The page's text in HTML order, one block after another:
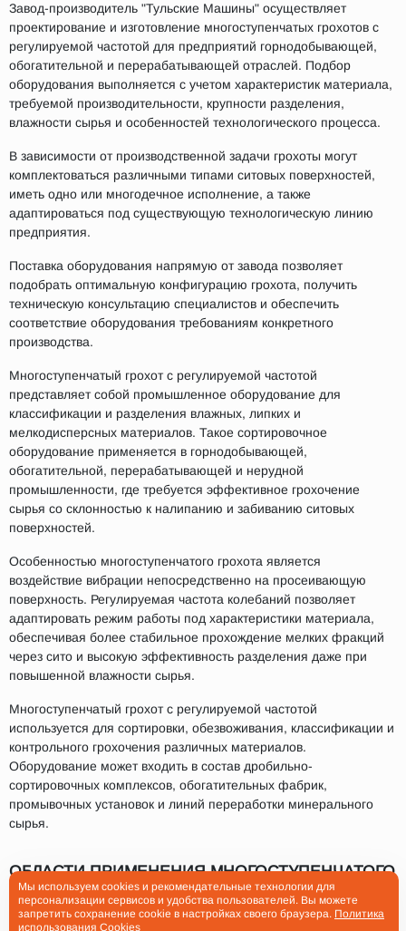
Завод-производитель "Тульские Машины" осуществляет
проектирование и изготовление многоступенчатых грохотов с
регулируемой частотой для предприятий горнодобывающей,
обогатительной и перерабатывающей отраслей. Подбор
оборудования выполняется с учетом характеристик материала,
требуемой производительности, крупности разделения,
влажности сырья и особенностей технологического процесса.
В зависимости от производственной задачи грохоты могут
комплектоваться различными типами ситовых поверхностей,
иметь одно или многодечное исполнение, а также
адаптироваться под существующую технологическую линию
предприятия.
Поставка оборудования напрямую от завода позволяет
подобрать оптимальную конфигурацию грохота, получить
техническую консультацию специалистов и обеспечить
соответствие оборудования требованиям конкретного
производства.
Многоступенчатый грохот с регулируемой частотой
представляет собой промышленное оборудование для
классификации и разделения влажных, липких и
мелкодисперсных материалов. Такое сортировочное
оборудование применяется в горнодобывающей,
обогатительной, перерабатывающей и нерудной
промышленности, где требуется эффективное грохочение
сырья со склонностью к налипанию и забиванию ситовых
поверхностей.
Особенностью многоступенчатого грохота является
воздействие вибрации непосредственно на просеивающую
поверхность. Регулируемая частота колебаний позволяет
адаптировать режим работы под характеристики материала,
обеспечивая более стабильное прохождение мелких фракций
через сито и высокую эффективность разделения даже при
повышенной влажности сырья.
Многоступенчатый грохот с регулируемой частотой
используется для сортировки, обезвоживания, классификации и
контрольного грохочения различных материалов.
Оборудование может входить в состав дробильно-
сортировочных комплексов, обогатительных фабрик,
промывочных установок и линий переработки минерального
сырья.
ОБЛАСТИ ПРИМЕНЕНИЯ МНОГОСТУПЕНЧАТОГО
ГРОХОТА С РЕГУЛИРУЕМОЙ ЧАСТОТОЙ
Мы используем cookies и рекомендательные технологии для
персонализации сервисов и удобства пользователей. Вы можете
запретить сохранение cookie в настройках своего браузера. Политика
использования Cookies